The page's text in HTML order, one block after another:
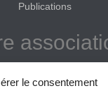
le consentement
Publications